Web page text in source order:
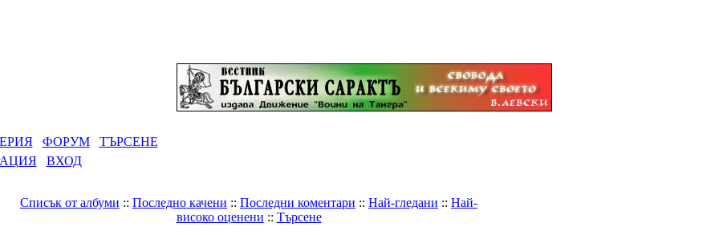
ФОРУМ
ТЪРСЕНЕ
ВХОД
Списък от албуми :: Последно качени :: Последни коментари :: Най-гледани :: Най-
високо оценени :: Търсене